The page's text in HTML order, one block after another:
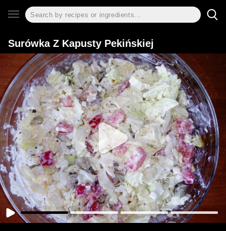
Surówka Z Kapusty Pekińskiej